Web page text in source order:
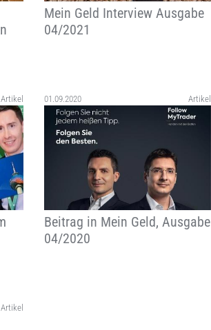
Mein Geld Interview Ausgabe
04/2021
Artikel 01.09.2020 Artikel
Beitrag in Mein Geld, Ausgabe
04/2020
Artikel